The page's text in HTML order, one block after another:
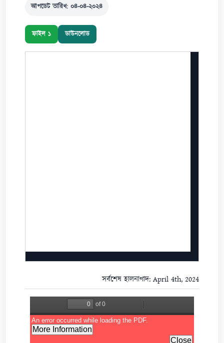
আপডেট তারিখ: ০৪-০৪-২০২৪
ফাইল ১ ডাউনলোড
সর্বশেষ হালনাগাদ: April 4th, 2024